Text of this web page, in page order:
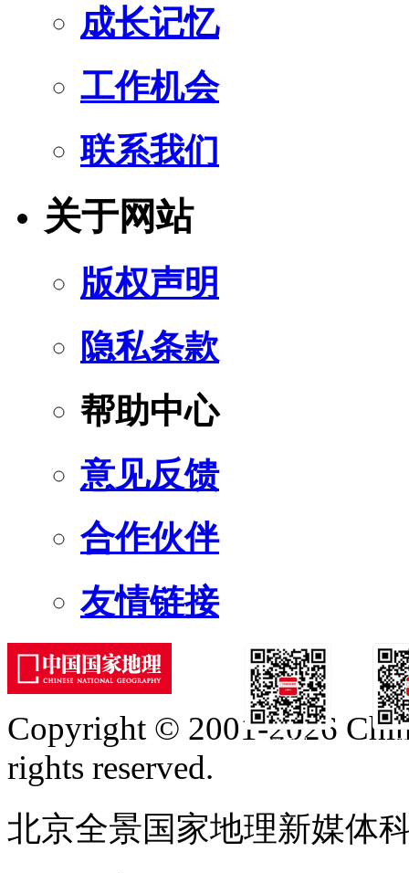
成长记忆
工作机会
联系我们
关于网站
版权声明
隐私条款
帮助中心
意见反馈
合作伙伴
友情链接
订阅号
Copyright © 2001-2026
rights reserved.
北京全景国家地理新媒体